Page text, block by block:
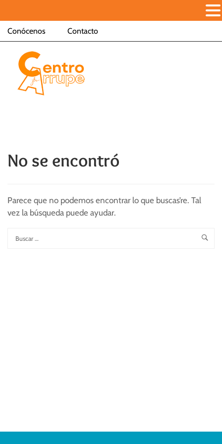
Conócenos Contacto
No se encontró
Parece que no podemos encontrar lo que buscas’re. Tal
vez la búsqueda puede ayudar.